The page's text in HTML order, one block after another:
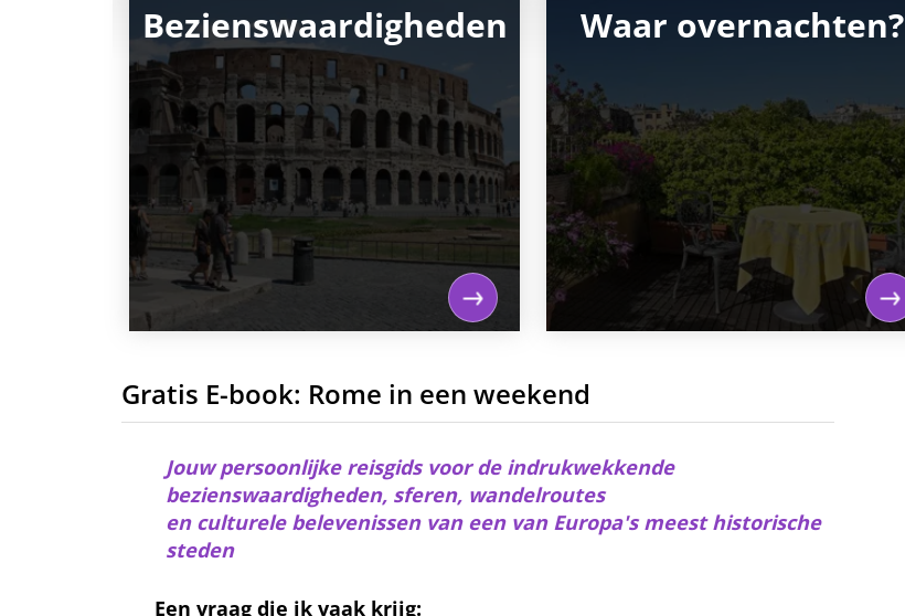
Bezienswaardigheden
Bezienswaardigheden
Rome kent duizenden
bezienswaardigheden. Kerken, musea,
monumenten, bijzondere gebouwen.
Het één is indrukwekkender dan het
andere. Maar wat moet je nou echt
gezien hebben als je naar Rome gaat?
Ga naar bezienswaardigheden pagina
en lees alles over het Colosseum,
Waar overnachten?
Wat zijn de leukste wijken om te
verblijven en overnachten. En welke
bezienswaardigheden zijn op
loopafstand te bekijken. Het maakt al
een groot verschil of je met zijn tweeën
Rome bezoekt of met kinderen. Bekijk
onze suggesties voor de leukste hotels
in Rome en kies het hotel dat perfect is
voor je
Gratis E-book: Rome in een weekend
Jouw persoonlijke reisgids voor de indrukwekkende
bezienswaardigheden, sferen, wandelroutes
en culturele belevenissen van een van Europa's meest historische
steden
Een vraag die ik vaak krijg: